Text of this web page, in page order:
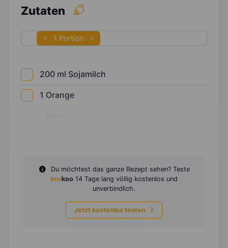
Zutaten
1 Portion
200 ml Sojamilch
1 Orange
Du möchtest das ganze Rezept sehen? Teste
invikoo 14 Tage lang völlig kostenlos und
unverbindlich.
Jetzt kostenlos testen